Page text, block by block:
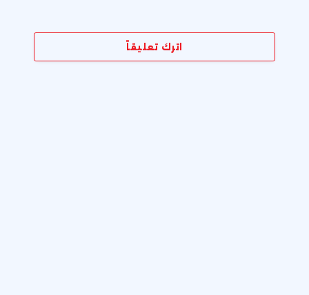
اترك تعليقاً